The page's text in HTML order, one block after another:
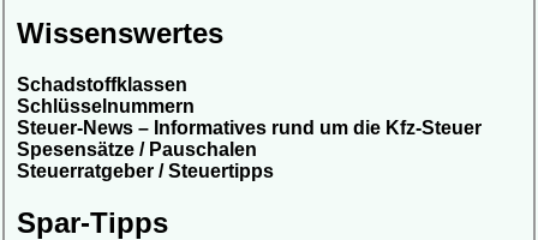
Wissenswertes
Schadstoffklassen
Schlüsselnummern
Steuer-News – Informatives rund um die Kfz-Steuer
Spesensätze / Pauschalen
Steuerratgeber / Steuertipps
Spar-Tipps